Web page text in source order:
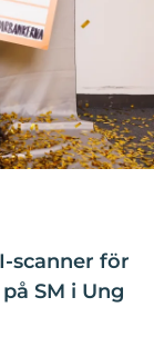
scanner för
SM i Ung